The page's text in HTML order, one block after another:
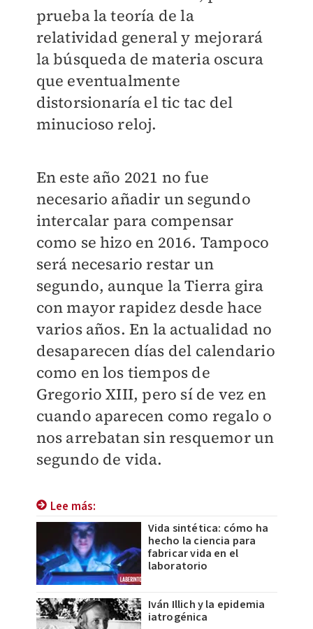
prueba la teoría de la
relatividad general y mejorará
la búsqueda de materia oscura
que eventualmente
distorsionaría el tic tac del
minucioso reloj.
En este año 2021 no fue
necesario añadir un segundo
intercalar para compensar
como se hizo en 2016. Tampoco
será necesario restar un
segundo, aunque la Tierra gira
con mayor rapidez desde hace
varios años. En la actualidad no
desaparecen días del calendario
como en los tiempos de
Gregorio XIII, pero sí de vez en
cuando aparecen como regalo o
nos arrebatan sin resquemor un
segundo de vida.
Lee más:
Vida sintética: cómo ha
hecho la ciencia para
fabricar vida en el
laboratorio
Iván Illich y la epidemia
iatrogénica